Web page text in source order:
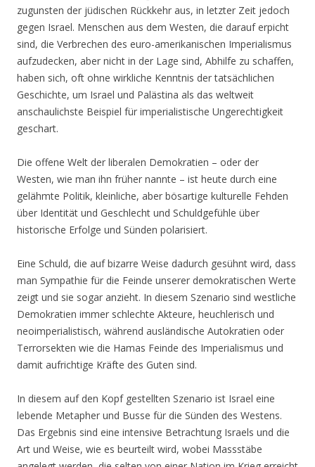
zugunsten der jüdischen Rückkehr aus, in letzter Zeit jedoch
gegen Israel. Menschen aus dem Westen, die darauf erpicht
sind, die Verbrechen des euro-amerikanischen Imperialismus
aufzudecken, aber nicht in der Lage sind, Abhilfe zu schaffen,
haben sich, oft ohne wirkliche Kenntnis der tatsächlichen
Geschichte, um Israel und Palästina als das weltweit
anschaulichste Beispiel für imperialistische Ungerechtigkeit
geschart.
Die offene Welt der liberalen Demokratien – oder der
Westen, wie man ihn früher nannte – ist heute durch eine
gelähmte Politik, kleinliche, aber bösartige kulturelle Fehden
über Identität und Geschlecht und Schuldgefühle über
historische Erfolge und Sünden polarisiert.
Eine Schuld, die auf bizarre Weise dadurch gesühnt wird, dass
man Sympathie für die Feinde unserer demokratischen Werte
zeigt und sie sogar anzieht. In diesem Szenario sind westliche
Demokratien immer schlechte Akteure, heuchlerisch und
neoimperialistisch, während ausländische Autokratien oder
Terrorsekten wie die Hamas Feinde des Imperialismus und
damit aufrichtige Kräfte des Guten sind.
In diesem auf den Kopf gestellten Szenario ist Israel eine
lebende Metapher und Busse für die Sünden des Westens.
Das Ergebnis sind eine intensive Betrachtung Israels und die
Art und Weise, wie es beurteilt wird, wobei Massstäbe